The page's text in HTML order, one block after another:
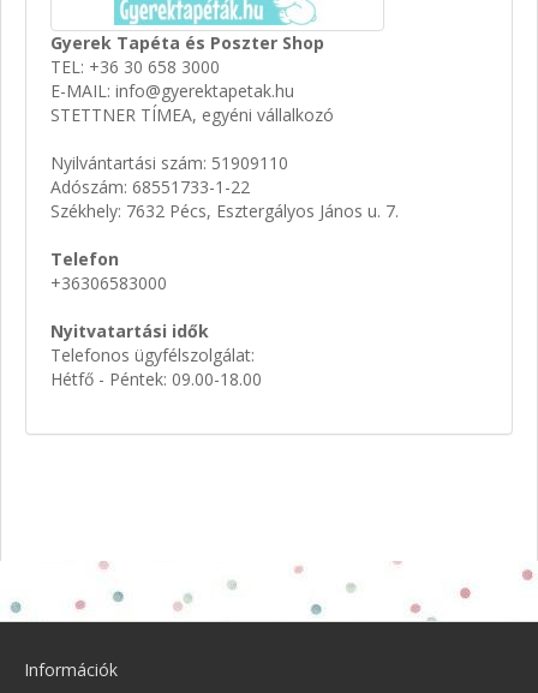
Gyerek Tapéta és Poszter Shop
TEL: +36 30 658 3000
E-MAIL: info@gyerektapetak.hu
STETTNER TÍMEA, egyéni vállalkozó
Nyilvántartási szám: 51909110
Adószám: 68551733-1-22
Székhely: 7632 Pécs, Esztergályos János u. 7.
Telefon
+36306583000
Nyitvatartási idők
Telefonos ügyfélszolgálat:
Hétfő - Péntek: 09.00-18.00
Információk